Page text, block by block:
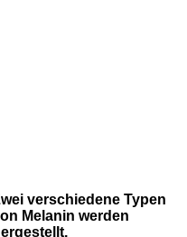
verschiedene Typen
Melanin werden